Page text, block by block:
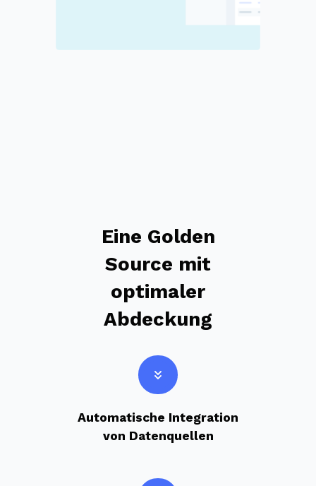
Eine Golden
Source mit
optimaler
Abdeckung
Automatische Integration
von Datenquellen